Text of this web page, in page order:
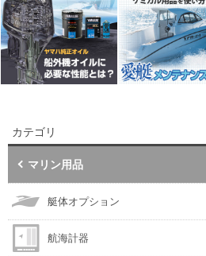
カテゴリ
マリン用品
艇体オプション
航海計器